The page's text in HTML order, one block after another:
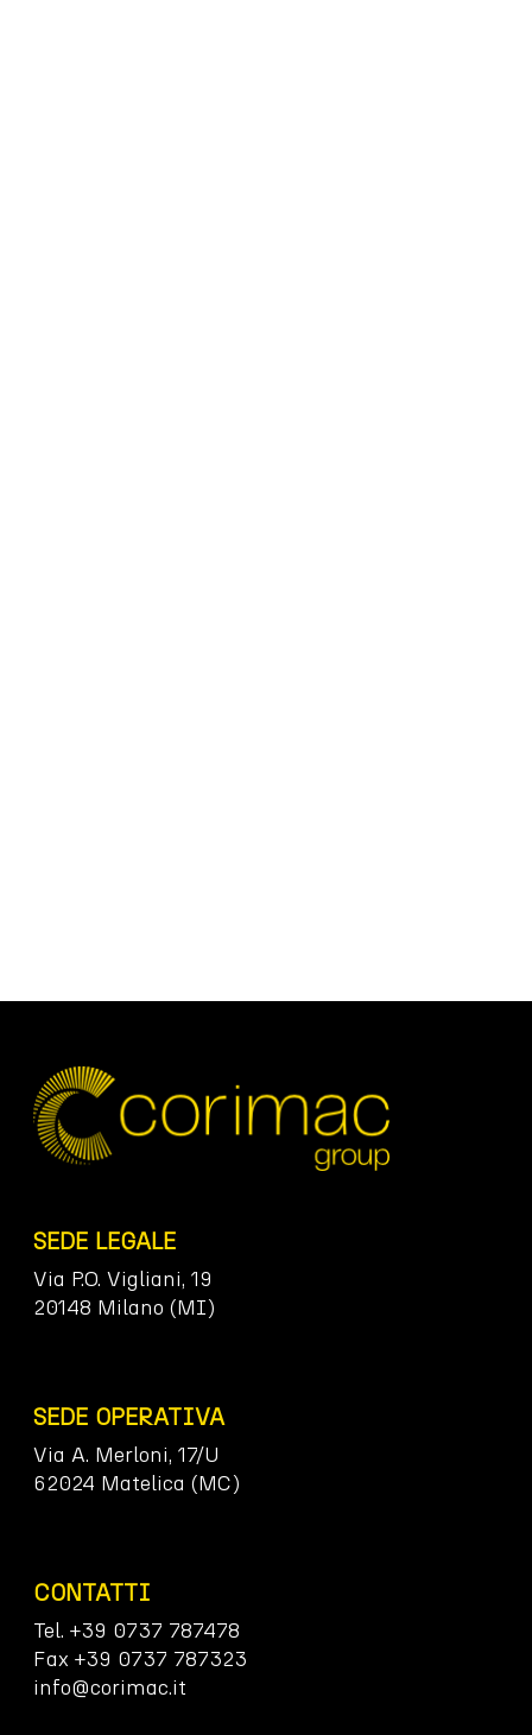
SEDE LEGALE
Via P.O. Vigliani, 19
20148 Milano (MI)
SEDE OPERATIVA
Via A. Merloni, 17/U
62024 Matelica (MC)
CONTATTI
Tel. +39 0737 787478
Fax +39 0737 787323
info@corimac.it